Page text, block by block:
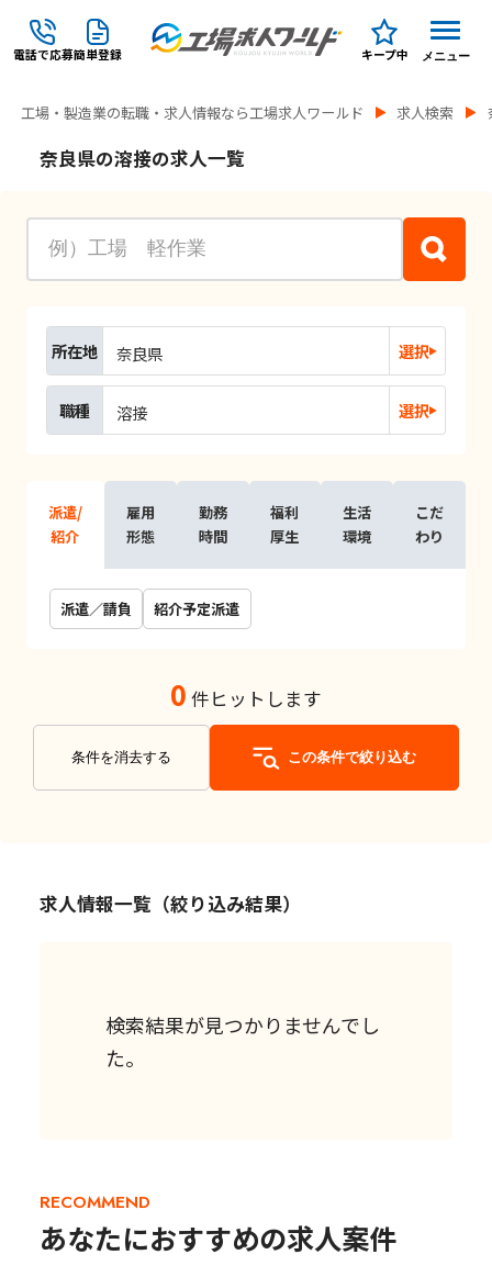
電話で応募簡単登録 キープ中 メニュー
工場・製造業の転職・求人情報なら工場求人ワールド 求人検索
奈良県の溶接の求人一覧
所在地 奈良県 選択
職種 溶接 選択
派遣/
紹介
雇用
形態
勤務
時間
福利
厚生
生活
環境
こだ
わり
派遣／請負 紹介予定派遣
0 件ヒットします
条件を消去する この条件で絞り込む
求人情報一覧（絞り込み結果）
検索結果が見つかりませんでし
た。
RECOMMEND
あなたにおすすめの求人案件